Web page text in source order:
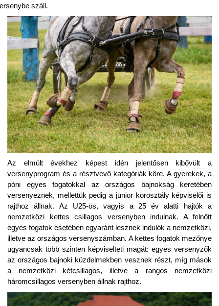
száll.
Az elmúlt évekhez képest idén jelentősen kibővült a
versenyprogram és a résztvevő kategóriák köre. A gyerekek, a
póni egyes fogatokkal az országos bajnokság keretében
versenyeznek, mellettük pedig a junior korosztály képviselői is
rajthoz állnak. Az U25-ös, vagyis a 25 év alatti hajtók a
nemzetközi kettes csillagos versenyben indulnak. A felnőtt
egyes fogatok esetében egyaránt lesznek indulók a nemzetközi,
illetve az országos versenyszámban. A kettes fogatok mezőnye
ugyancsak több szinten képviselteti magát: egyes versenyzők
az országos bajnoki küzdelmekben vesznek részt, míg mások
a nemzetközi kétcsillagos, illetve a rangos nemzetközi
háromcsillagos versenyben állnak rajthoz.